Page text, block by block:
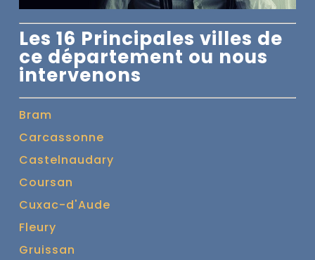
Les 16 Principales villes de
ce département ou nous
intervenons
Bram
Carcassonne
Castelnaudary
Coursan
Cuxac-d'Aude
Fleury
Gruissan